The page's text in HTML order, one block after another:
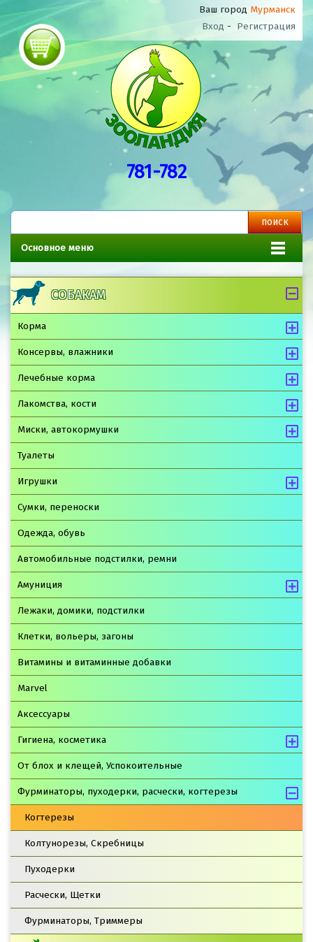
Ваш город Мурманск
Вход - Регистрация
781-782
Основное меню
СОБАКАМ
Корма
Консервы, влажники
Лечебные корма
Лакомства, кости
Миски, автокормушки
Туалеты
Игрушки
Сумки, переноски
Одежда, обувь
Автомобильные подстилки, ремни
Амуниция
Лежаки, домики, подстилки
Клетки, вольеры, загоны
Витамины и витаминные добавки
Marvel
Аксессуары
Гигиена, косметика
От блох и клещей, Успокоительные
Фурминаторы, пуходерки, расчески, когтерезы
Когтерезы
Колтунорезы, Скребницы
Пуходерки
Расчески, Щетки
Фурминаторы, Триммеры